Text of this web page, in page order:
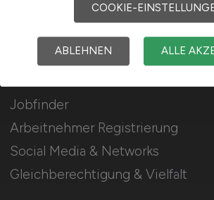
Für Arbeitnehmer
Jobfinder
Arbeitnehmer Registrierung
Social Media & Networks
Gleichberechtigung & Vielfalt
COOKIE-
ABLEHNEN ALLE